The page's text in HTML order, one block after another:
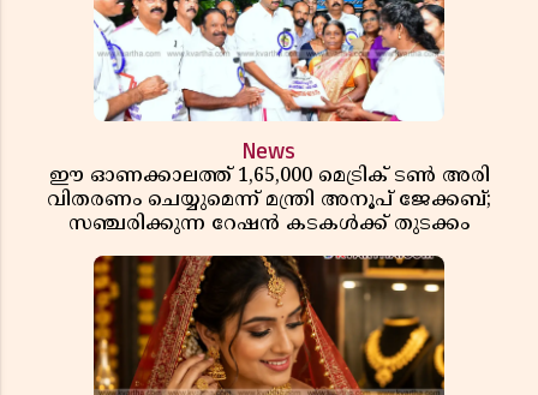
News
ഈ ഓണക്കാലത്ത് 1,65,000 മെട്രിക് ടൺ അരി
വിതരണം ചെയ്യുമെന്ന് മന്ത്രി അനൂപ് ജേക്കബ്;
സഞ്ചരിക്കുന്ന റേഷൻ കടകൾക്ക് തുടക്കം